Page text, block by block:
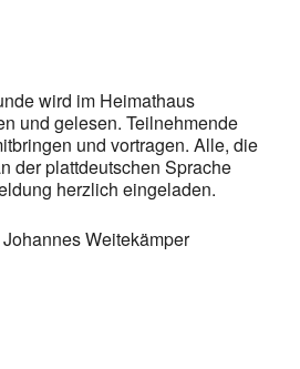
wird im Heimathaus
und gelesen. Teilnehmende
und vortragen. Alle, die
der plattdeutschen Sprache
herzlich eingeladen.
Weitekämper